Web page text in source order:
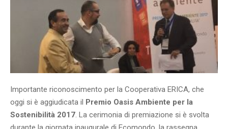
Importante riconoscimento per la Cooperativa ERICA, che
oggi si è aggiudicata il Premio Oasis Ambiente per la
Sostenibilità 2017. La cerimonia di premiazione si è svolta